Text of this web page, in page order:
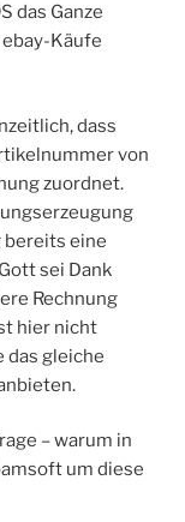
das Ganze
Käufe
dass
von
zuordnet.
bereits eine
sei Dank
Rechnung
hier nicht
das gleiche
– warum in
um diese